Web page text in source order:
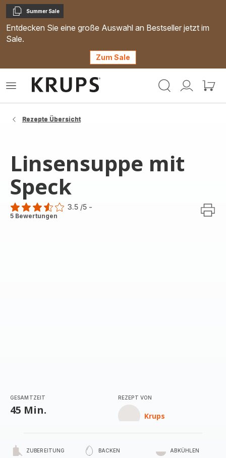
Kopieren
Summer Sale
Entdecken Sie eine große Auswahl an Bestseller jetzt im
Sale.
Zum Sale
Mein
Mein
Das
Rezepte Übersicht
Linsensuppe mit
Speck
ratings.3.5
3.5 /5 -
5 Bewertungen
GESAMTZEIT
45 Min.
REZEPT VON
Krups
ZUBEREITUNG BACKEN ABKÜHLEN